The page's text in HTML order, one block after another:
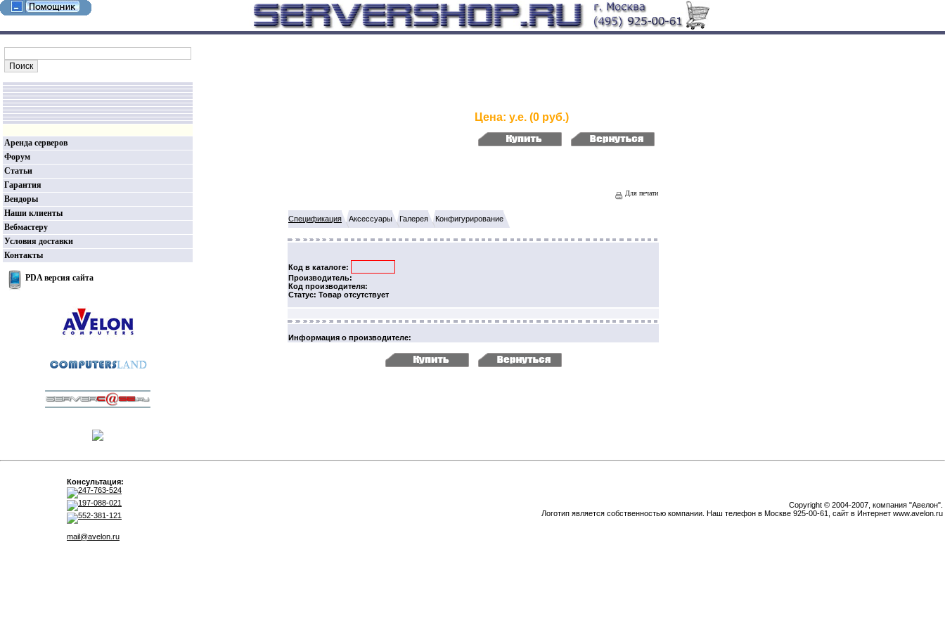
Аренда серверов
Форум
Статьи
Гарантия
Вендоры
Наши клиенты
Вебмастеру
Условия доставки
Контакты
PDA версия сайта
Цена: у.е. (0 руб.)
Для печати
Спецификация Аксессуары Галерея Конфигурирование
Код в каталоге:
Производитель:
Код производителя:
Статус: Товар отсутствует
Информация о производителе:
Консультация:
247-763-524
197-088-021
552-381-121
mail@avelon.ru
Copyright © 2004-2007, компания "Авелон".
Логотип является собственностью компании. Наш телефон в Москве 925-00-61, сайт в Интернет www.avelon.ru